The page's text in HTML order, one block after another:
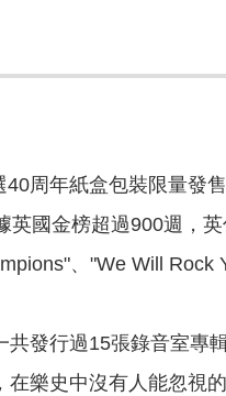
周年紙盒包裝限量發
國金榜超過900週，
、"We Will Rock
發行過15張錄音室
樂史中沒有人能忽視